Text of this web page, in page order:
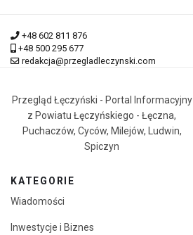
+48 602 811 876
+48 500 295 677
redakcja@przegladleczynski.com
Przegląd Łęczyński - Portal Informacyjny
z Powiatu Łęczyńskiego - Łęczna,
Puchaczów, Cyców, Milejów, Ludwin,
Spiczyn
KATEGORIE
Wiadomości
Inwestycje i Biznes